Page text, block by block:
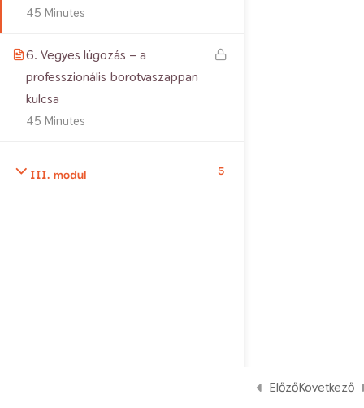
45 Minutes
6. Vegyes lúgozás – a
professzionális borotvaszappan
kulcsa
45 Minutes
III. modul 5
ElőzőKövetkező